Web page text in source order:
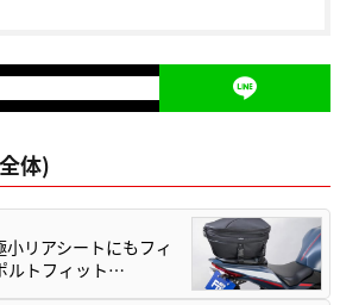
体)
リアシートにもフィ
ルトフィット…